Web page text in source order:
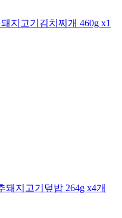
지고기김치찌개 460g x1
돼지고기덮밥 264g x4개